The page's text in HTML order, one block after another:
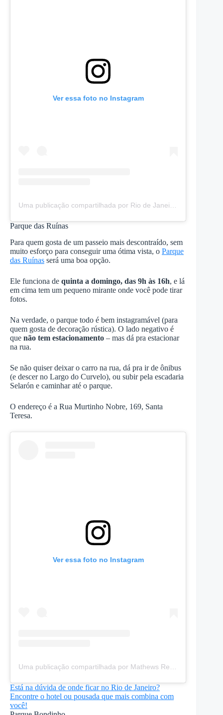
Ver essa foto no Instagram
Parque das Ruínas
Para quem gosta de um passeio mais descontraído, sem
muito esforço para conseguir uma ótima vista, o Parque
das Ruínas será uma boa opção.
Ele funciona de quinta a domingo, das 9h às 16h, e lá
em cima tem um pequeno mirante onde você pode tirar
fotos.
Na verdade, o parque todo é bem instagramável (para
quem gosta de decoração rústica). O lado negativo é
que não tem estacionamento – mas dá pra estacionar
na rua.
Se não quiser deixar o carro na rua, dá pra ir de ônibus
(e descer no Largo do Curvelo), ou subir pela escadaria
Selarón e caminhar até o parque.
O endereço é a Rua Murtinho Nobre, 169, Santa
Teresa.
Ver essa foto no Instagram
Está na dúvida de onde ficar no Rio de Janeiro?
Encontre o hotel ou pousada que mais combina com
você!